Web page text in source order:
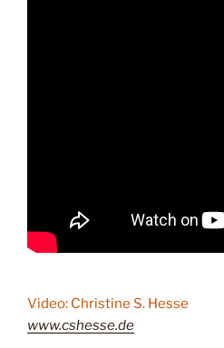
Video: Christine S. Hesse
www.cshesse.de